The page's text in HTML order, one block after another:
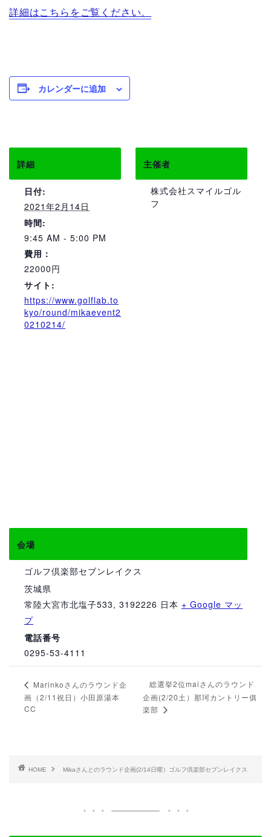
詳細はこちらをご覧ください。
カレンダーに追加
詳細
日付:
2021年2月14日
時間:
9:45 AM - 5:00 PM
費用：
22000円
サイト:
https://www.golflab.to
kyo/round/mikaevent2
0210214/
主催者
株式会社スマイルゴル
フ
会場
ゴルフ倶楽部セブンレイクス
茨城県
常陸大宮市北塩子533, 3192226 日本 + Google マッ
プ
電話番号
0295-53-4111
Marinkoさんのラウンド企
画（2/11祝日）小田原湯本
CC
総選挙2位maiさんのラウンド
企画(2/20土）那珂カントリー俱
楽部
HOME Mikaさんとのラウンド企画(2/14日曜）ゴルフ倶楽部セブンレイクス